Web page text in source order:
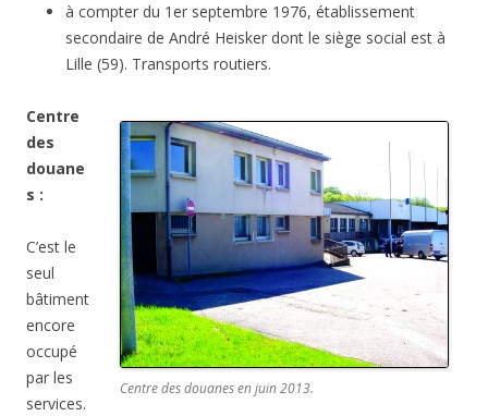
à compter du 1er septembre 1976, établissement
secondaire de André Heisker dont le siège social est à
Lille (59). Transports routiers.
Centre des douanes en juin 2013.
Centre
des
douane
s :
C’est le
seul
bâtiment
encore
occupé
par les
services.